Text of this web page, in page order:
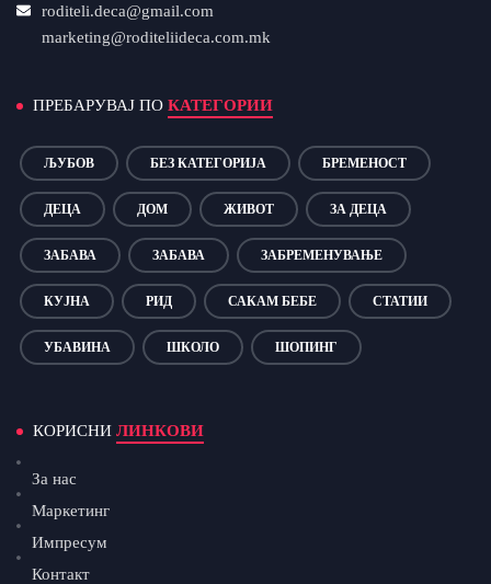
roditeli.deca@gmail.com
marketing@roditeliideca.com.mk
ПРЕБАРУВАЈ ПО КАТЕГОРИИ
ЉУБОВ БЕЗ КАТЕГОРИЈА БРЕМЕНОСТ
ДЕЦА ДОМ ЖИВОТ ЗА ДЕЦА
ЗАБАВА ЗАБАВА ЗАБРЕМЕНУВАЊЕ
КУЈНА РИД САКАМ БЕБЕ СТАТИИ
УБАВИНА ШКОЛО ШОПИНГ
КОРИСНИ ЛИНКОВИ
За нас
Маркетинг
Импресум
Контакт